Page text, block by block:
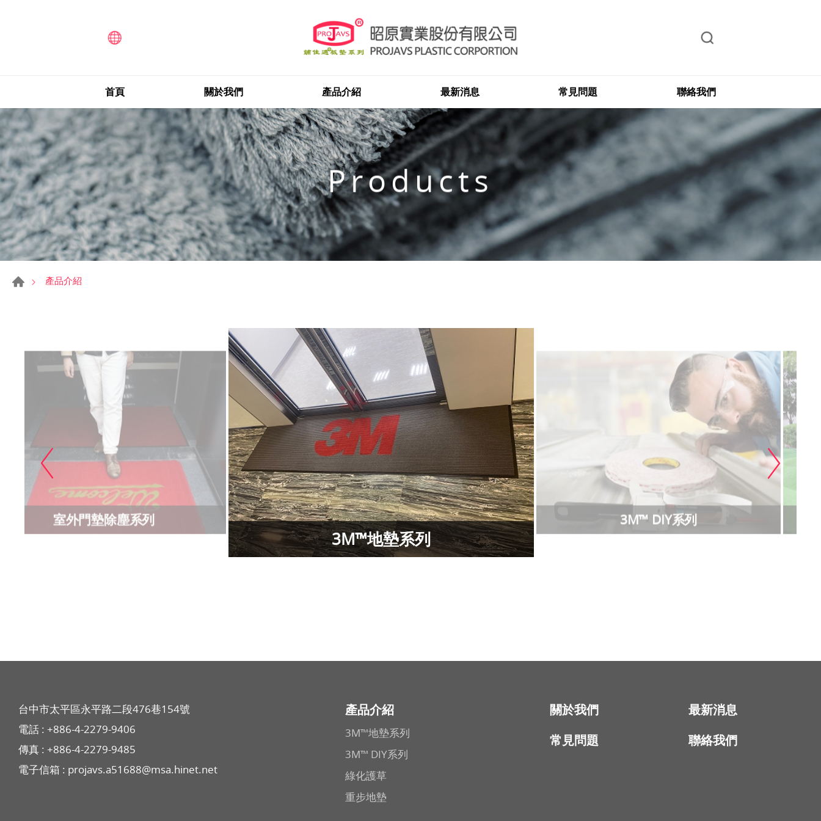
首頁 關於我們 產品介紹 最新消息 常見問題 聯絡我們
Products
產品介紹
室外門墊除塵系列
3M™地墊系列
3M™ DIY系列
產品介紹
3M™地墊系列
3M™ DIY系列
綠化護草
重步地墊
關於我們
最新消息
常見問題
聯絡我們
台中市太平區永平路二段476巷154號
電話 : +886-4-2279-9406
傳真 : +886-4-2279-9485
電子信箱 : projavs.a51688@msa.hinet.net